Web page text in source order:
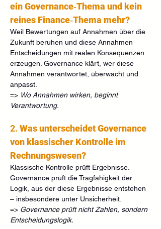
ein Governance‑Thema und kein
reines Finance‑Thema mehr?
Weil Bewertungen auf Annahmen über die
Zukunft beruhen und diese Annahmen
Entscheidungen mit realen Konsequenzen
erzeugen. Governance klärt, wer diese
Annahmen verantwortet, überwacht und
anpasst.
=> Wo Annahmen wirken, beginnt
Verantwortung.
2. Was unterscheidet Governance
von klassischer Kontrolle im
Rechnungswesen?
Klassische Kontrolle prüft Ergebnisse.
Governance prüft die Tragfähigkeit der
Logik, aus der diese Ergebnisse entstehen
– insbesondere unter Unsicherheit.
=> Governance prüft nicht Zahlen, sondern
Entscheidungslogik.